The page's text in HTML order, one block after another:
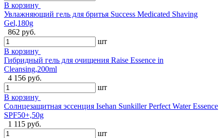
В корзину
Увлажняющий гель для бритья Success Medicated Shaving
Gel,180g
862 руб.
шт
В корзину
Гибридный гель для очищения Raise Essence in
Cleansing,200ml
4 156 руб.
шт
В корзину
Солнцезащитная эссенция Isehan Sunkiller Perfect Water Essence
SPF50+,50g
1 115 руб.
шт